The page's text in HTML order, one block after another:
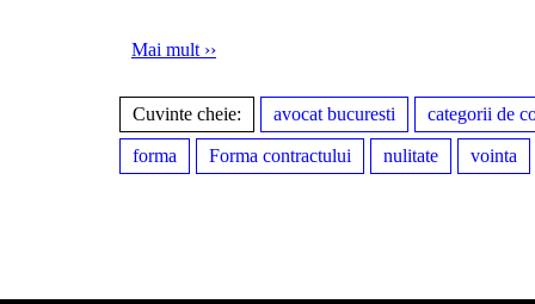
Mai mult ››
Cuvinte cheie: avocat bucuresti categorii de
forma Forma contractului nulitate vointa